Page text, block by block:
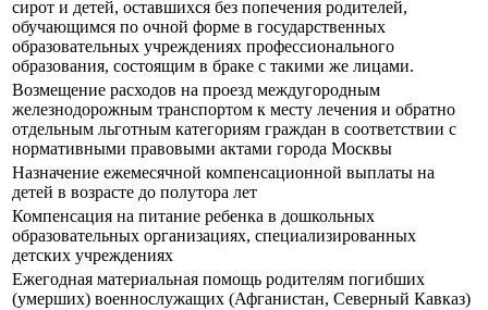
сирот и детей, оставшихся без попечения родителей,
обучающимся по очной форме в государственных
образовательных учреждениях профессионального
образования, состоящим в браке с такими же лицами.
Возмещение расходов на проезд междугородным
железнодорожным транспортом к месту лечения и обратно
отдельным льготным категориям граждан в соответствии с
нормативными правовыми актами города Москвы
Назначение ежемесячной компенсационной выплаты на
детей в возрасте до полутора лет
Компенсация на питание ребенка в дошкольных
образовательных организациях, специализированных
детских учреждениях
Ежегодная материальная помощь родителям погибших
(умерших) военнослужащих (Афганистан, Северный Кавказ)